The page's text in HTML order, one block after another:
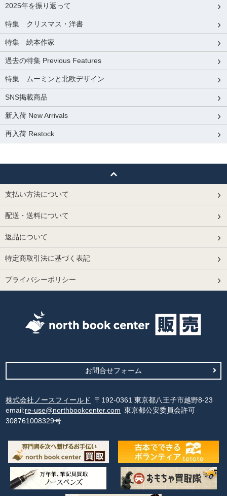
2025年を振り返って
特集 クリスマス・洋書
特集 絵本作家
過去の特集 Previous Features
特集 ムーミンと北欧デザイン
SNS掲載商品
新入荷 New Arrivals
再入荷 Restock
支払い方法について
配送・送料について
返品について
特定商取引法に基づく表記
プライバシーポリシー
お問合せフォーム
株式会社ノースフィールド
〒192-0361 東京都八王子市越野8-23
email:re-use@northbookcenter.com 東京都公安委員会許可
308761008329号